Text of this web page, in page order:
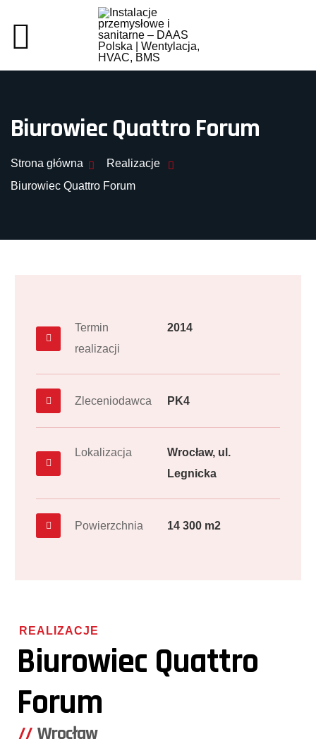
Biurowiec Quattro Forum
Strona główna
Realizacje
Biurowiec Quattro Forum
Termin
realizacji
2014
Zleceniodawca PK4
Lokalizacja
Wrocław, ul.
Legnicka
Powierzchnia 14 300 m2
REALIZACJE
Biurowiec Quattro
Forum
Wrocław